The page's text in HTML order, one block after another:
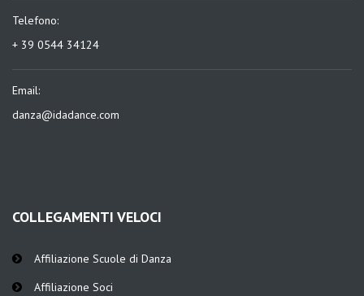
Telefono:
+ 39 0544 34124
Email:
danza@idadance.com
COLLEGAMENTI VELOCI
Affiliazione Scuole di Danza
Affiliazione Soci